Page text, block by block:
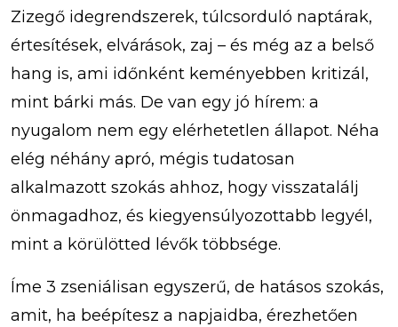
Zizegő idegrendszerek, túlcsorduló naptárak,
értesítések, elvárások, zaj – és még az a belső
hang is, ami időnként keményebben kritizál,
mint bárki más. De van egy jó hírem: a
nyugalom nem egy elérhetetlen állapot. Néha
elég néhány apró, mégis tudatosan
alkalmazott szokás ahhoz, hogy visszatalálj
önmagadhoz, és kiegyensúlyozottabb legyél,
mint a körülötted lévők többsége.
Íme 3 zseniálisan egyszerű, de hatásos szokás,
amit, ha beépítesz a napjaidba, érezhetően